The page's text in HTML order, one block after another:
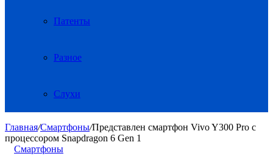
Патенты
Разное
Слухи
Главная/Смартфоны/Представлен смартфон Vivo Y300 Pro с
процессором Snapdragon 6 Gen 1
Смартфоны